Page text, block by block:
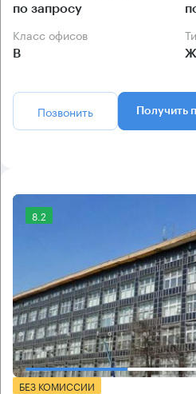
по запросу
Класс офисов
B
Позвонить Получить
8.2
БЕЗ КОМИССИИ